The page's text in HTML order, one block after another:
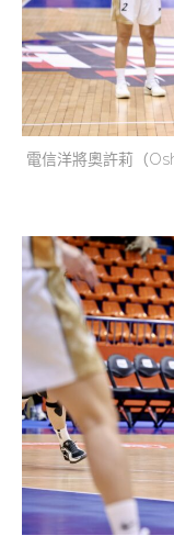
電信洋將奧許莉（